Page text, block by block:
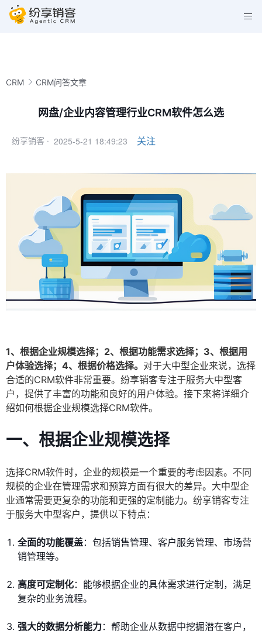
CRM CRM问答文章
网盘/企业内容管理行业CRM软件怎么选
纷享销客 · 2025-5-21 18:49:23 关注
1、根据企业规模选择；2、根据功能需求选择；3、根据用
户体验选择；4、根据价格选择。 对于大中型企业来说，选择
合适的CRM软件非常重要。纷享销客专注于服务大中型客
户，提供了丰富的功能和良好的用户体验。接下来将详细介
绍如何根据企业规模选择CRM软件。
一、根据企业规模选择
选择CRM软件时，企业的规模是一个重要的考虑因素。不同
规模的企业在管理需求和预算方面有很大的差异。大中型企
业通常需要更复杂的功能和更强的定制能力。纷享销客专注
于服务大中型客户，提供以下特点：
全面的功能覆盖：包括销售管理、客户服务管理、市场营
销管理等。
高度可定制化：能够根据企业的具体需求进行定制，满足
复杂的业务流程。
强大的数据分析能力：帮助企业从数据中挖掘潜在客户，